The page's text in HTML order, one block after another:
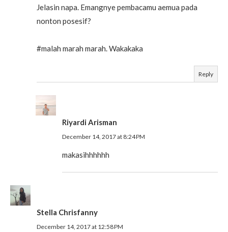
Jelasin napa. Emangnye pembacamu aemua pada
nonton posesif?
#malah marah marah. Wakakaka
Reply
Riyardi Arisman
December 14, 2017 at 8:24 PM
makasihhhhhh
Stella Chrisfanny
December 14, 2017 at 12:58 PM